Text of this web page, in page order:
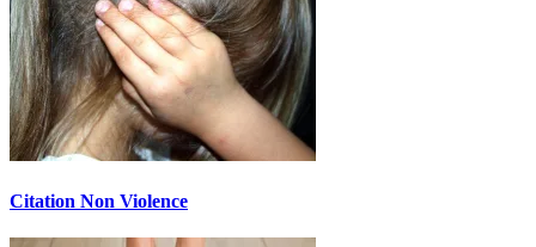
Citation Non Violence